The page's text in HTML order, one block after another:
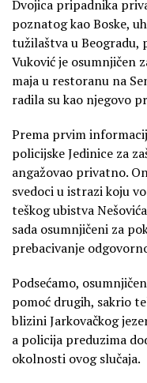
Dvojica pripadnika
poznatog kao Boske,
tužilaštva u Beogradu,
Vuković je osumnjičen
maja u restoranu na
radila su kao njegovo
Prema prvim
policijske Jedinice za
angažovao privatno.
svedoci u istrazi koju
teškog ubistva
sada osumnjičeni za
prebacivanje
Podsećamo,
pomoć drugih, sakrio
blizini Jarkovačkog
a policija preduzima
okolnosti ovog slučaja.